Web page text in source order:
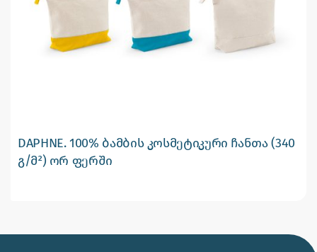
DAPHNE. 100% ბამბის კოსმეტიკური ჩანთა (340
გ/მ²) ორ ფერში